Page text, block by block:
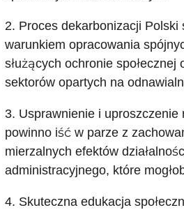
2. Proces dekarbonizacji
warunkiem opracowania
służących ochronie
sektorów opartych na
3. Usprawnienie i
powinno iść w parze z
mierzalnych efektów
administracyjnego, które
4. Skuteczna edukacja